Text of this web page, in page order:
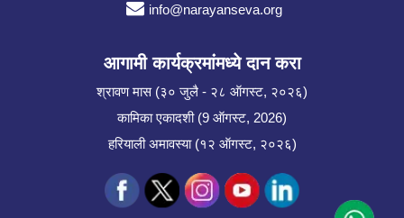
info@narayanseva.org
आगामी कार्यक्रमांमध्ये दान करा
श्रावण मास (३० जुलै - २८ ऑगस्ट, २०२६)
कामिका एकादशी (9 ऑगस्ट, 2026)
हरियाली अमावस्या (१२ ऑगस्ट, २०२६)